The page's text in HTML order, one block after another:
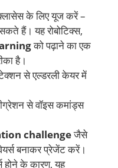
के लिए यूज करें –
हैं। यह रोबोटिक्स,
को पढ़ाने का एक
है।
से एल्डरली केयर में
से वॉइस कमांड्स
challengeजैसे
बनाकर प्रेजेंट करें।
होने के कारण, यह